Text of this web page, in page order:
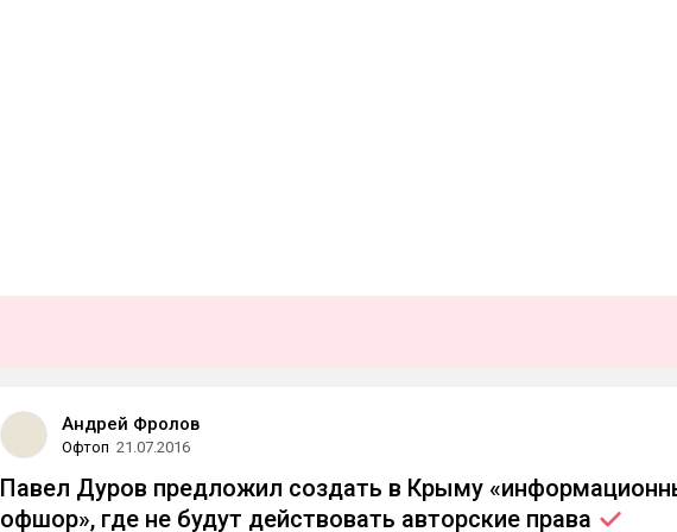
Андрей Фролов
Офтоп 21.07.2016
Павел Дуров предложил создать в Крыму
офшор», где не будут действовать авторские права